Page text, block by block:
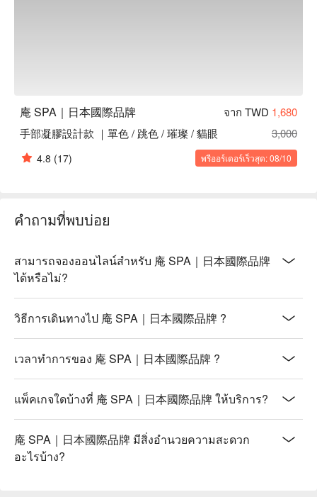
庵 SPA｜日本國際品牌 จาก TWD 1,680
手部凝膠設計款 ｜單色 / 跳色 / 璀璨 / 貓眼
3,000
4.8 (17) พรีออร์เดอร์เร็วสุด: 08/10
คำถามที่พบบ่อย
สามารถจองออนไลน์สำหรับ 庵 SPA｜日本國際品牌
ได้หรือไม่?
วิธีการเดินทางไป 庵 SPA｜日本國際品牌 ?
เวลาทำการของ 庵 SPA｜日本國際品牌 ?
แพ็คเกจใดบ้างที่ 庵 SPA｜日本國際品牌 ให้บริการ?
庵 SPA｜日本國際品牌 มีสิ่งอำนวยความสะดวก
อะไรบ้าง?